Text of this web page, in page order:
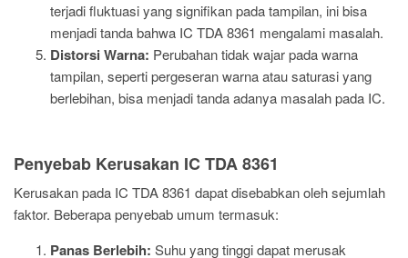
terjadi fluktuasi yang signifikan pada tampilan, ini bisa
menjadi tanda bahwa IC TDA 8361 mengalami masalah.
Distorsi Warna: Perubahan tidak wajar pada warna
tampilan, seperti pergeseran warna atau saturasi yang
berlebihan, bisa menjadi tanda adanya masalah pada IC.
Penyebab Kerusakan IC TDA 8361
Kerusakan pada IC TDA 8361 dapat disebabkan oleh sejumlah
faktor. Beberapa penyebab umum termasuk:
Panas Berlebih: Suhu yang tinggi dapat merusak